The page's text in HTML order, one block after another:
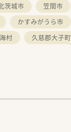
茨城市 笠間市
かすみがうら市
村
久慈郡大子町